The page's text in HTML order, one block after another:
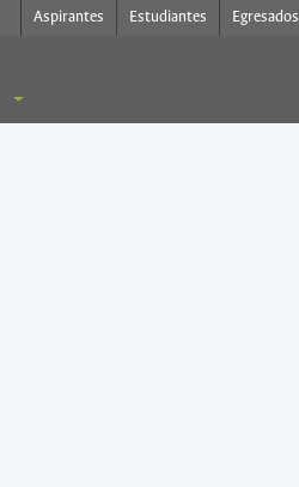
Aspirantes Estudiantes Egresados